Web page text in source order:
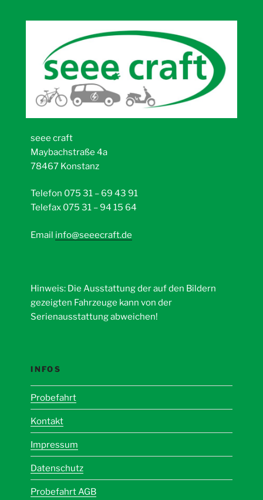
seee craft
Maybachstraße 4a
78467 Konstanz
Telefon 075 31 – 69 43 91
Telefax 075 31 – 94 15 64
Email info@seeecraft.de
Hinweis: Die Ausstattung der auf den Bildern
gezeigten Fahrzeuge kann von der
Serienausstattung abweichen!
INFOS
Probefahrt
Kontakt
Impressum
Datenschutz
Probefahrt AGB